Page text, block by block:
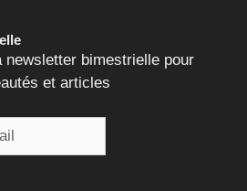
newsletter bimestrielle pour
et articles